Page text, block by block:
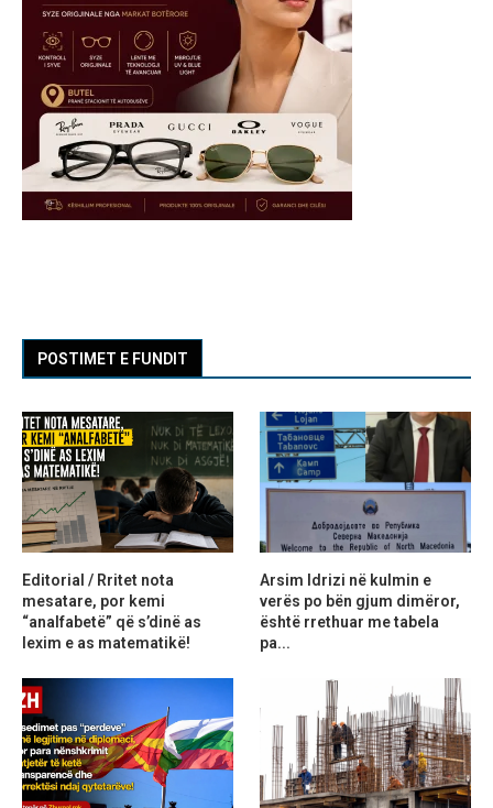
POSTIMET E FUNDIT
Editorial / Rritet nota
mesatare, por kemi
“analfabetë” që s’dinë as
lexim e as matematikë!
Arsim Idrizi në kulmin e
verës po bën gjum dimëror,
është rrethuar me tabela
pa...